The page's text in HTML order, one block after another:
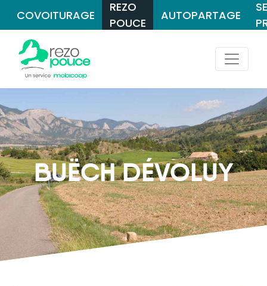
COVOITURAGE
REZO
POUCE
AUTOPARTAGE
BUËCH DÉVOLUY